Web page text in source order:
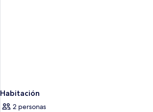
Habitación
2 personas